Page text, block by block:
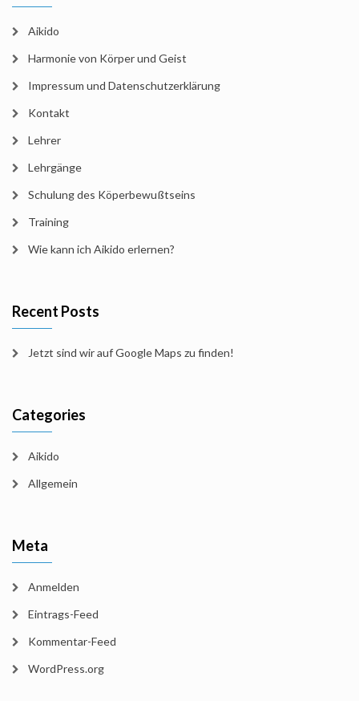
Aikido
Harmonie von Körper und Geist
Impressum und Datenschutzerklärung
Kontakt
Lehrer
Lehrgänge
Schulung des Köperbewußtseins
Training
Wie kann ich Aikido erlernen?
Recent Posts
Jetzt sind wir auf Google Maps zu finden!
Categories
Aikido
Allgemein
Meta
Anmelden
Eintrags-Feed
Kommentar-Feed
WordPress.org